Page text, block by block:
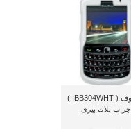
أى لوف ( IBB304WHT )
جراب بلاك بيرى